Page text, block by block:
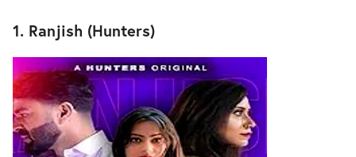
1. Ranjish (Hunters)